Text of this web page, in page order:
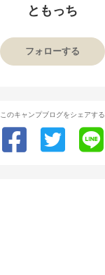
ともっち
フォローする
このキャンプブログをシェアする